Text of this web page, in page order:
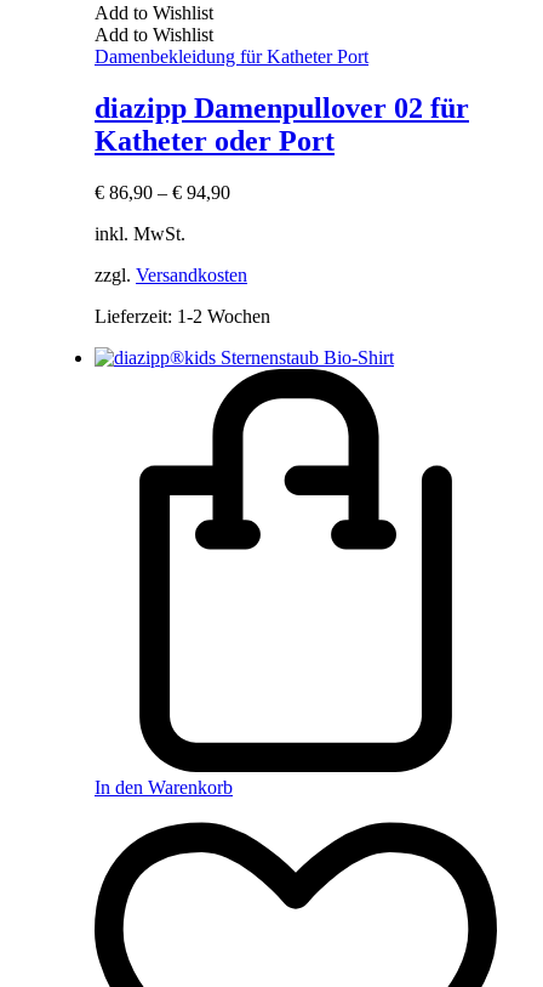
Add to Wishlist
Add to Wishlist
Damenbekleidung für Katheter Port
diazipp Damenpullover 02 für
Katheter oder Port
€ 86,90 – € 94,90
inkl. MwSt.
zzgl. Versandkosten
Lieferzeit: 1-2 Wochen
In den Warenkorb